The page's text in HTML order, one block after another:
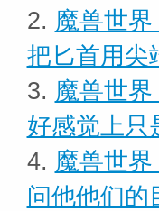
2. 魔兽世
把匕首用尖
3. 魔兽世
好感觉上只
4. 魔兽世
问他他们的